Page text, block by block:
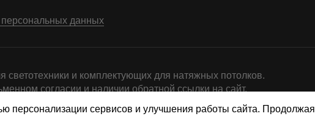
данных
и комплектующих для натяжных потолков.
согласии и наличии обратной ссылки на сайт.
персонализации сервисов и улучшения работы сайта. Продолжая